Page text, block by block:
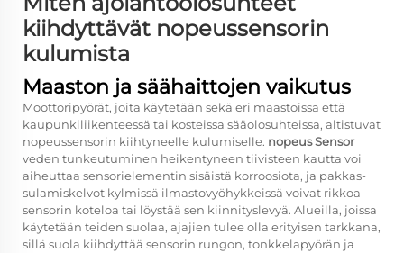
kiihdyttävät nopeussensorin
kulumista
Maaston ja säähaittojen vaikutus
Moottoripyörät, joita käytetään sekä eri maastoissa että
kaupunkiliikenteessä tai kosteissa sääolosuhteissa, altistuvat
nopeussensorin kiihtyneelle kulumiselle. nopeus Sensor
veden tunkeutuminen heikentyneen tiivisteen kautta voi
aiheuttaa sensorielementin sisäistä korroosiota, ja pakkas-
sulamiskelvot kylmissä ilmastovyöhykkeissä voivat rikkoa
sensorin koteloa tai löystää sen kiinnityslevyä. Alueilla, joissa
käytetään teiden suolaa, ajajien tulee olla erityisen tarkkana,
sillä suola kiihdyttää sensorin rungon, tonkkelapyörän ja